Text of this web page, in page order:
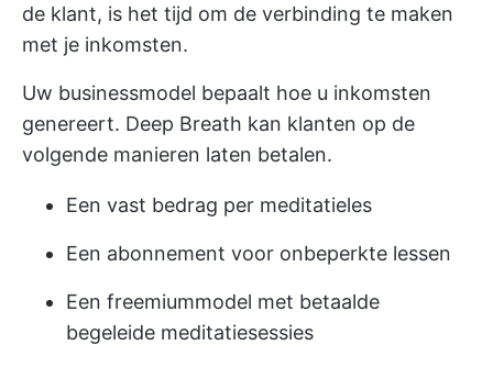
de klant, is het tijd om de verbinding te maken
met je inkomsten.
Uw businessmodel bepaalt hoe u inkomsten
genereert. Deep Breath kan klanten op de
volgende manieren laten betalen.
Een vast bedrag per meditatieles
Een abonnement voor onbeperkte lessen
Een freemiummodel met betaalde
begeleide meditatiesessies